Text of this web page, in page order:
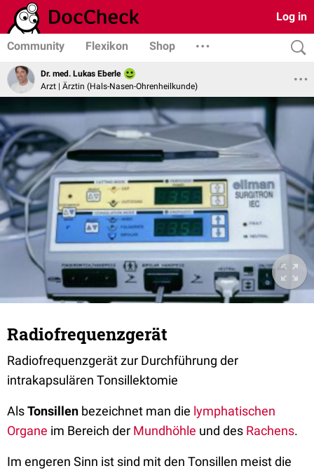
Log in
Community Flexikon Shop
Dr. med. Lukas Eberle
Arzt | Ärztin (Hals-Nasen-Ohrenheilkunde)
Radiofrequenzgerät
Radiofrequenzgerät zur Durchführung der
intrakapsulären Tonsillektomie
AlsTonsillen bezeichnet man die lymphatischen
Organe im Bereich der Mundhöhle und des Rachens.
Im engeren Sinn ist sind mit den Tonsillen meist die